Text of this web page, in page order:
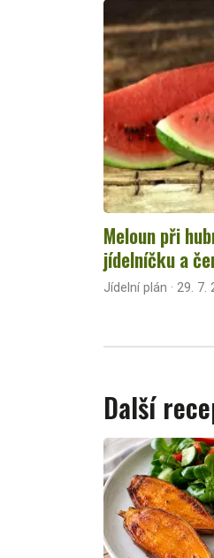
Meloun při
jídelníčku a
Jídelní plán · 29. 7.
Další